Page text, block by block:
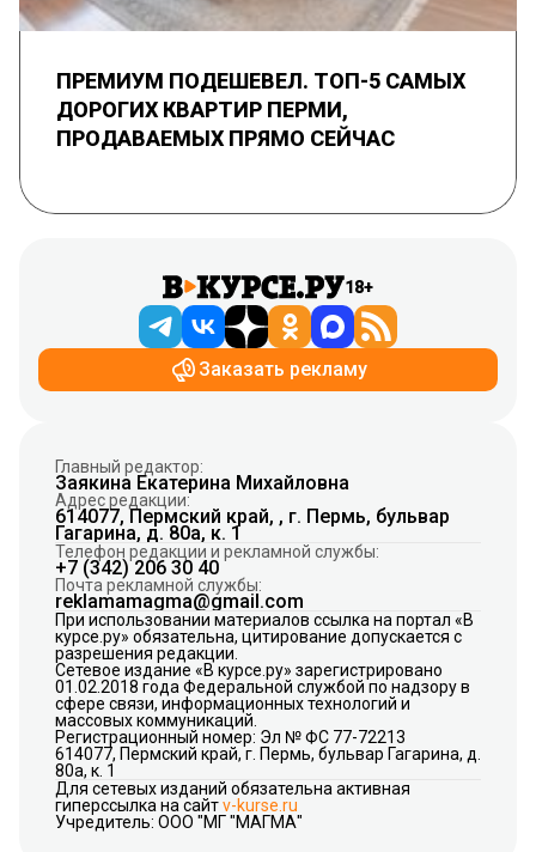
ПРЕМИУМ ПОДЕШЕВЕЛ. ТОП-5 САМЫХ
ДОРОГИХ КВАРТИР ПЕРМИ,
ПРОДАВАЕМЫХ ПРЯМО СЕЙЧАС
18+
Заказать рекламу
Главный редактор:
Заякина Екатерина Михайловна
Адрес редакции:
614077, Пермский край, , г. Пермь, бульвар
Гагарина, д. 80а, к. 1
Телефон редакции и рекламной службы:
+7 (342) 206 30 40
Почта рекламной службы:
reklamamagma@gmail.com
При использовании материалов ссылка на портал «В
курсе.ру» обязательна, цитирование допускается с
разрешения редакции.
Сетевое издание «В курсе.ру» зарегистрировано
01.02.2018 года Федеральной службой по надзору в
сфере связи, информационных технологий и
массовых коммуникаций.
Регистрационный номер: Эл № ФС 77-72213
614077, Пермский край, г. Пермь, бульвар Гагарина, д.
80а, к. 1
Для сетевых изданий обязательна активная
гиперссылка на сайтv-kurse.ru
Учредитель: ООО "МГ "МАГМА"